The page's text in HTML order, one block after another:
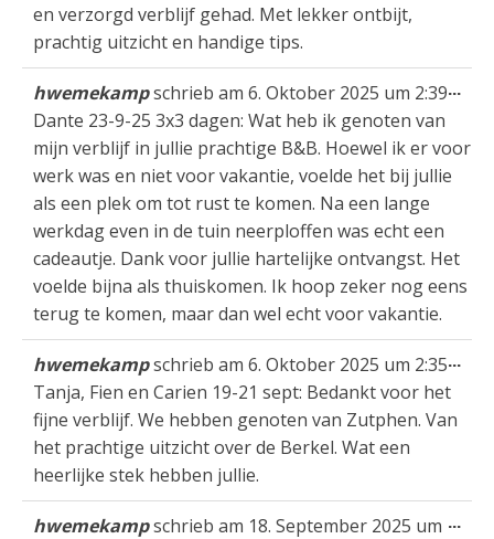
en verzorgd verblijf gehad. Met lekker ontbijt,
prachtig uitzicht en handige tips.
hwemekampschrieb am 6. Oktober 2025 um 2:39
Dante 23-9-25 3x3 dagen: Wat heb ik genoten van
mijn verblijf in jullie prachtige B&B. Hoewel ik er voor
werk was en niet voor vakantie, voelde het bij jullie
als een plek om tot rust te komen. Na een lange
werkdag even in de tuin neerploffen was echt een
cadeautje. Dank voor jullie hartelijke ontvangst. Het
voelde bijna als thuiskomen. Ik hoop zeker nog eens
terug te komen, maar dan wel echt voor vakantie.
...
hwemekampschrieb am 6. Oktober 2025 um 2:35
Tanja, Fien en Carien 19-21 sept: Bedankt voor het
fijne verblijf. We hebben genoten van Zutphen. Van
het prachtige uitzicht over de Berkel. Wat een
heerlijke stek hebben jullie.
...
hwemekampschrieb am 18. September 2025 um ...